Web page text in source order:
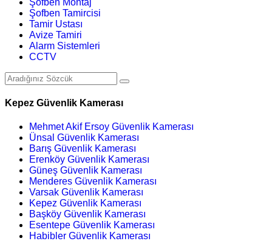
Şofben Tamircisi
Tamir Ustası
Avize Tamiri
Alarm Sistemleri
CCTV
Kepez Güvenlik Kamerası
Mehmet Akif Ersoy Güvenlik Kamerası
Ünsal Güvenlik Kamerası
Barış Güvenlik Kamerası
Erenköy Güvenlik Kamerası
Güneş Güvenlik Kamerası
Menderes Güvenlik Kamerası
Varsak Güvenlik Kamerası
Kepez Güvenlik Kamerası
Başköy Güvenlik Kamerası
Esentepe Güvenlik Kamerası
Habibler Güvenlik Kamerası